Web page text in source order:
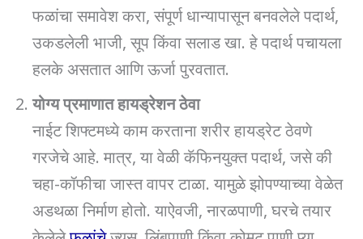
फळांचा समावेश करा, संपूर्ण धान्यापासून बनवलेले पदार्थ,
उकडलेली भाजी, सूप किंवा सलाड खा. हे पदार्थ पचायला
हलके असतात आणि ऊर्जा पुरवतात.
योग्य प्रमाणात हायड्रेशन ठेवा
नाईट शिफ्टमध्ये काम करताना शरीर हायड्रेट ठेवणे
गरजेचे आहे. मात्र, या वेळी कॅफिनयुक्त पदार्थ, जसे की
चहा-कॉफीचा जास्त वापर टाळा. यामुळे झोपण्याच्या वेळेत
अडथळा निर्माण होतो. याऐवजी, नारळपाणी, घरचे तयार